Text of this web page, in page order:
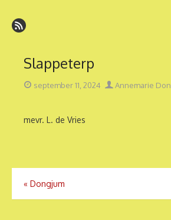
naar
de
Slappeterp
Geplaatst
september 11, 2024 Auteur
Annemarie
mevr. L. de Vries
Bericht
navigatie
« Dongjum